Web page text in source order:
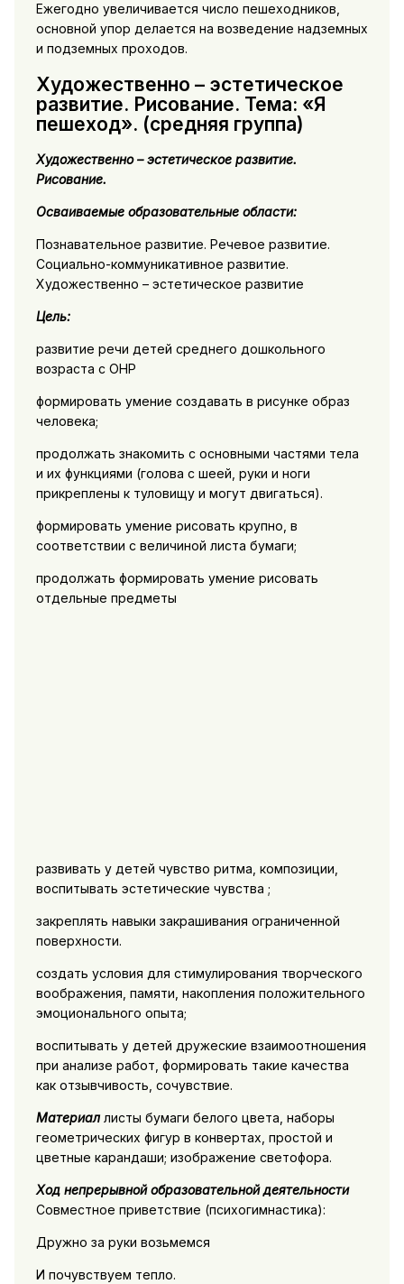
Ежегодно увеличивается число пешеходников,
основной упор делается на возведение надземных
и подземных проходов.
Художественно – эстетическое
развитие. Рисование. Тема: «Я
пешеход». (средняя группа)
Художественно – эстетическое развитие.
Рисование.
Осваиваемые образовательные области:
Познавательное развитие. Речевое развитие.
Социально-коммуникативное развитие.
Художественно – эстетическое развитие
Цель:
развитие речи детей среднего дошкольного
возраста с ОНР
формировать умение создавать в рисунке образ
человека;
продолжать знакомить с основными частями тела
и их функциями (голова с шеей, руки и ноги
прикреплены к туловищу и могут двигаться).
формировать умение рисовать крупно, в
соответствии с величиной листа бумаги;
продолжать формировать умение рисовать
отдельные предметы
развивать у детей чувство ритма, композиции,
воспитывать эстетические чувства ;
закреплять навыки закрашивания ограниченной
поверхности.
создать условия для стимулирования творческого
воображения, памяти, накопления положительного
эмоционального опыта;
воспитывать у детей дружеские взаимоотношения
при анализе работ, формировать такие качества
как отзывчивость, сочувствие.
Материаллисты бумаги белого цвета, наборы
геометрических фигур в конвертах, простой и
цветные карандаши; изображение светофора.
Ход непрерывной образовательной деятельности
Совместное приветствие (психогимнастика):
Дружно за руки возьмемся
И почувствуем тепло.